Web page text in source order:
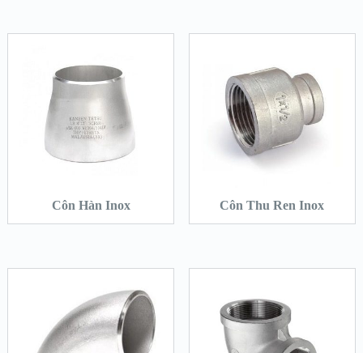
Côn Hàn Inox Côn Thu Ren Inox